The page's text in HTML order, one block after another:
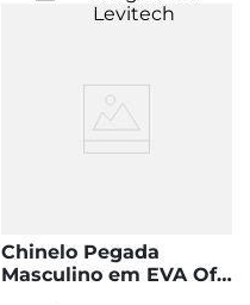
Chinelo Pegada
Masculino em EVA Off